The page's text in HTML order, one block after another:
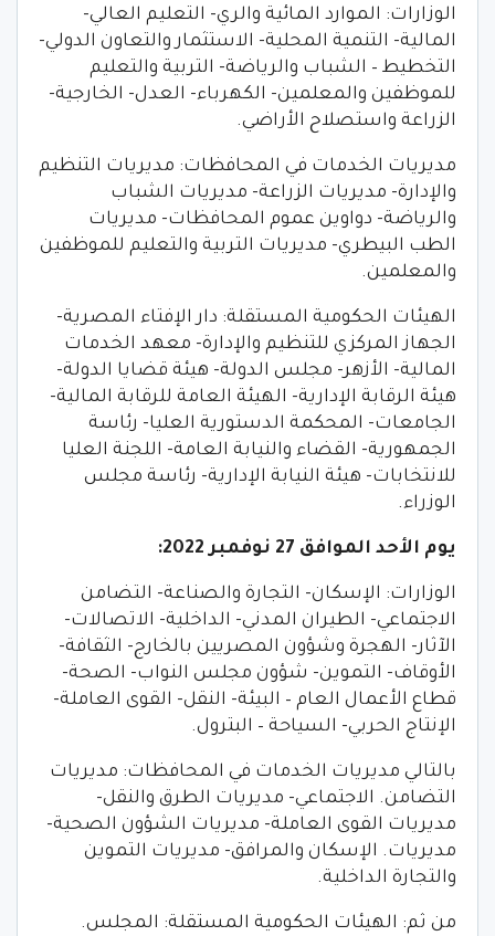
الوزارات: الموارد المائية والري- التعليم العالي-
المالية- التنمية المحلية- الاستثمار والتعاون الدولي-
التخطيط – الشباب والرياضة- التربية والتعليم
للموظفين والمعلمين- الكهرباء- العدل- الخارجية-
الزراعة واستصلاح الأراضي.
مديريات الخدمات في المحافظات: مديريات التنظيم
والإدارة- مديريات الزراعة- مديريات الشباب
والرياضة- دواوين عموم المحافظات- مديريات
الطب البيطري- مديريات التربية والتعليم للموظفين
والمعلمين.
الهيئات الحكومية المستقلة: دار الإفتاء المصرية-
الجهاز المركزي للتنظيم والإدارة- معهد الخدمات
المالية- الأزهر- مجلس الدولة- هيئة قضايا الدولة-
هيئة الرقابة الإدارية- الهيئة العامة للرقابة المالية-
الجامعات- المحكمة الدستورية العليا- رئاسة
الجمهورية- القضاء والنيابة العامة- اللجنة العليا
للانتخابات- هيئة النيابة الإدارية- رئاسة مجلس
الوزراء.
يوم الأحد الموافق 27 نوفمبر 2022:
الوزارات: الإسكان- التجارة والصناعة- التضامن
الاجتماعي- الطيران المدني- الداخلية- الاتصالات-
الآثار- الهجرة وشؤون المصريين بالخارج- الثقافة-
الأوقاف- التموين- شؤون مجلس النواب- الصحة-
قطاع الأعمال العام – البيئة- النقل- القوى العاملة-
الإنتاج الحربي- السياحة – البترول.
بالتالي مديريات الخدمات في المحافظات: مديريات
التضامن. الاجتماعي- مديريات الطرق والنقل-
مديريات القوى العاملة- مديريات الشؤون الصحية-
مديريات. الإسكان والمرافق- مديريات التموين
والتجارة الداخلية.
من ثم: الهيئات الحكومية المستقلة: المجلس.